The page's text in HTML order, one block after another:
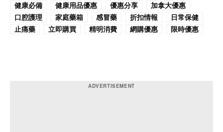
健康必備
健康用品優惠 優惠分享
加拿大優惠
口腔護理
家庭藥箱 感冒藥 折扣情報
日常保健
止痛藥
立即購買 精明消費 網購優惠 限時優惠